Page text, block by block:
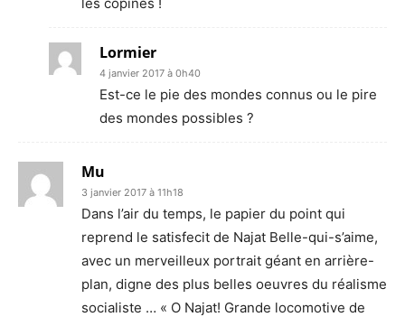
Lormier
4 janvier 2017 à 0h40
Est-ce le pie des mondes connus ou le pire
des mondes possibles ?
Mu
3 janvier 2017 à 11h18
Dans l’air du temps, le papier du point qui
reprend le satisfecit de Najat Belle-qui-s’aime,
avec un merveilleux portrait géant en arrière-
plan, digne des plus belles oeuvres du réalisme
socialiste … « O Najat! Grande locomotive de